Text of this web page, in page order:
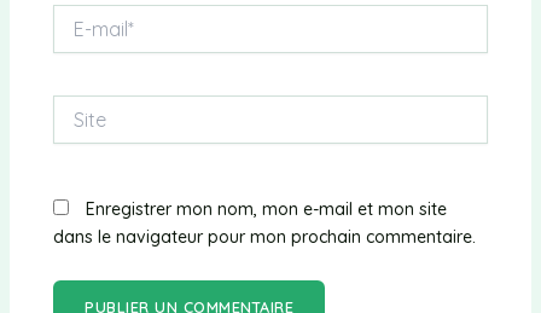
mail*
Enregistrer mon nom, mon e-mail et mon site
dans le navigateur pour mon prochain commentaire.